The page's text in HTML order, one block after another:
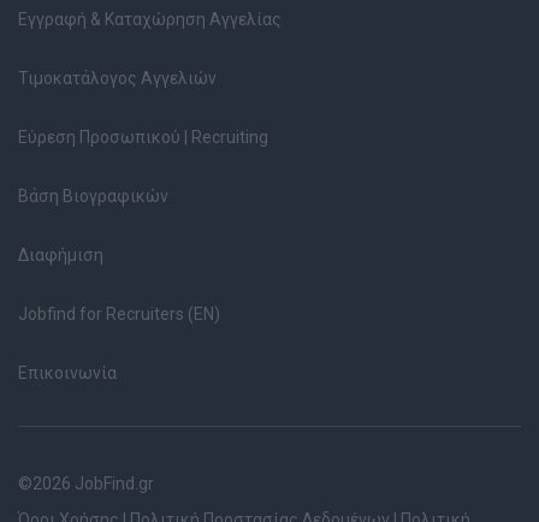
Εγγραφή & Καταχώρηση Αγγελίας
Τιμοκατάλογος Αγγελιών
Εύρεση Προσωπικού | Recruiting
Βάση Βιογραφικών
Διαφήμιση
Jobfind for Recruiters (EN)
Επικοινωνία
©2026 JobFind.gr